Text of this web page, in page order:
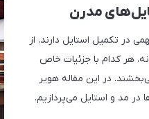
مدرن
در تکمیل استایل دارند. از
هر کدام با جزئیات خاص
در این مقاله هویر
مد و استایل می‌پردازیم.